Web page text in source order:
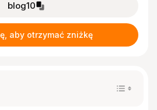
blog10
aby otrzymać zniżkę